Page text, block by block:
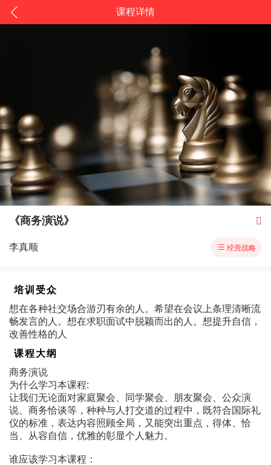
课程详情
《商务演说》 
李真顺  经营战略
培训受众
想在各种社交场合游刃有余的人。希望在会议上条理清晰流
畅发言的人。想在求职面试中脱颖而出的人。想提升自信，
改善性格的人
课程大纲
商务演说
为什么学习本课程:
让我们无论面对家庭聚会、同学聚会、朋友聚会、公众演
说、商务恰谈等，种种与人打交道的过程中，既符合国际礼
仪的标准，表达内容照顾全局，又能突出重点，得体、恰
当、从容自信，优雅的彰显个人魅力。
谁应该学习本课程：